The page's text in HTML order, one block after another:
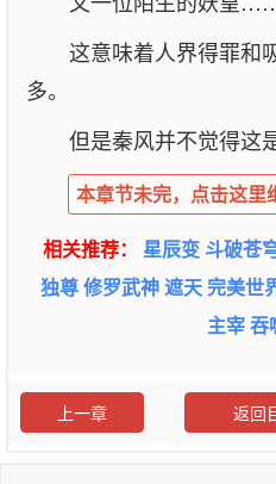
这意味着人界得罪和
多。
但是秦风并不觉得这
本章节未完，点击这里
相关推荐： 星辰变 斗破苍
独尊修罗武神遮天 完美世
主宰吞
上一章 返回